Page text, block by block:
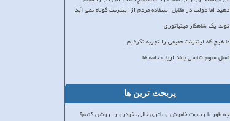
دهید اما دولت در مقابل استفاده مردم از اینترنت کوتاه نمی آید
تولد یک شاهکار مینیاتوری
ما هیچ گاه اینترنت حقیقی را تجربه نکردیم
نسل سوم شاسی بلند ارباب حلقه ها
پربحث ترین ها
چه طور با ریموت خاموش و باتری خالی، خودرو را روشن کنیم؟